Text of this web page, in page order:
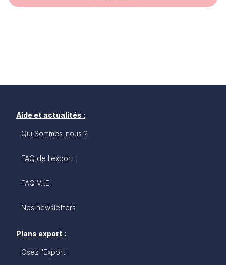
Aide et actualités :
Qui Sommes-nous ?
FAQ de l'export
FAQ V.I.E
Nos newsletters
Plans export :
Osez l'Export